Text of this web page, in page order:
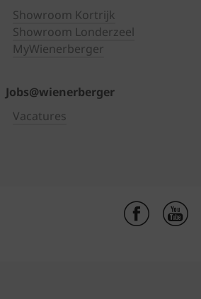
Showroom Kortrijk
Showroom Londerzeel
MyWienerberger
Jobs@wienerberger
Vacatures